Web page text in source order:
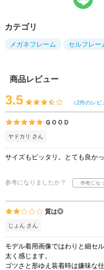
カテゴリ
メガネフレーム セルフレー
商品レビュー
3.5 （2件のレビ
ＧＯＯＤ
ヤドカリ さん
サイズもピッタリ。とても良かっ
参考になりましたか？
質は◎
じょん さん
モデル着用画像ではわりと細セ
太く感じます。
ゴツさと形ゆえ装着時は嫌味な